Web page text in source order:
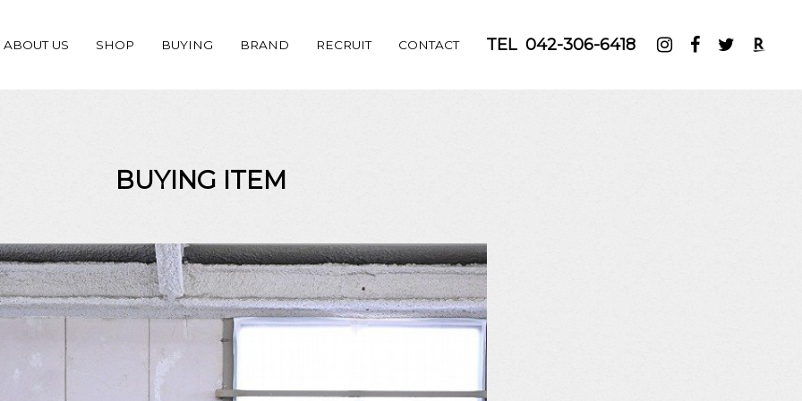
ABOUT US SHOP BUYING BRAND RECRUIT CONTACT TEL 042-306-6418
BUYING ITEM